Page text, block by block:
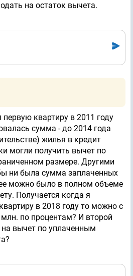
на остаток вычета.
первую квартиру в 2011 году
сумма - до 2014 года
жилья в кредит
могли получить вычет по
размере. Другими
ни была сумма заплаченных
можно было в полном объеме
Получается когда я
в 2018 году то можно с
по процентам? И второй
на вычет по уплаченным